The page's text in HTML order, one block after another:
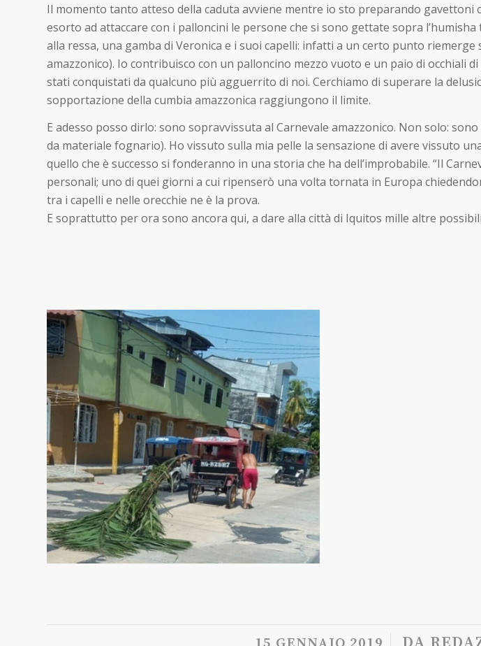
Il momento tanto atteso della caduta avviene mentre io sto preparando
esorto ad attaccare con i palloncini le persone che si sono gettate sopra
alla ressa, una gamba di Veronica e i suoi capelli: infatti a un certo punto
amazzonico). Io contribuisco con un palloncino mezzo vuoto e un paio di occhiali
stati conquistati da qualcuno più agguerrito di noi. Cerchiamo di superare la
sopportazione della cumbia amazzonica raggiungono il limite.
E adesso posso dirlo: sono sopravvissuta al Carnevale amazzonico. Non solo:
da materiale fognario). Ho vissuto sulla mia pelle la sensazione di avere vissuto
quello che è successo si fonderanno in una storia che ha dell’improbabile. “Il
personali; uno di quei giorni a cui ripenserò una volta tornata in Europa
tra i capelli e nelle orecchie ne è la prova.
E soprattutto per ora sono ancora qui, a dare alla città di Iquitos mille altre